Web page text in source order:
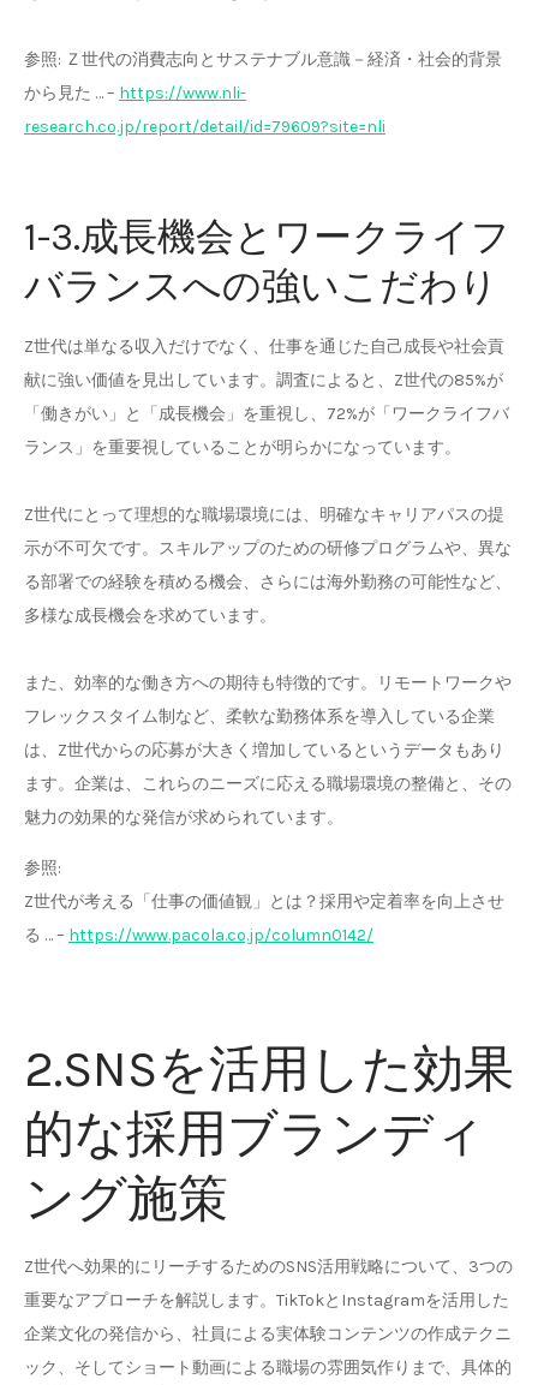
参照: Ｚ世代の消費志向とサステナブル意識－経済・社会的背景
から見た … – https://www.nli-
research.co.jp/report/detail/id=79609?site=nli
1-3.成長機会とワークライフ
バランスへの強いこだわり
Z世代は単なる収入だけでなく、仕事を通じた自己成長や社会貢
献に強い価値を見出しています。調査によると、Z世代の85%が
「働きがい」と「成長機会」を重視し、72%が「ワークライフバ
ランス」を重要視していることが明らかになっています。
Z世代にとって理想的な職場環境には、明確なキャリアパスの提
示が不可欠です。スキルアップのための研修プログラムや、異な
る部署での経験を積める機会、さらには海外勤務の可能性など、
多様な成長機会を求めています。
また、効率的な働き方への期待も特徴的です。リモートワークや
フレックスタイム制など、柔軟な勤務体系を導入している企業
は、Z世代からの応募が大きく増加しているというデータもあり
ます。企業は、これらのニーズに応える職場環境の整備と、その
魅力の効果的な発信が求められています。
参照:
Z世代が考える「仕事の価値観」とは？採用や定着率を向上させ
る … – https://www.pacola.co.jp/column0142/
2.SNSを活用した効果
的な採用ブランディ
ング施策
Z世代へ効果的にリーチするためのSNS活用戦略について、3つの
重要なアプローチを解説します。TikTokとInstagramを活用した
企業文化の発信から、社員による実体験コンテンツの作成テクニ
ック、そしてショート動画による職場の雰囲気作りまで、具体的